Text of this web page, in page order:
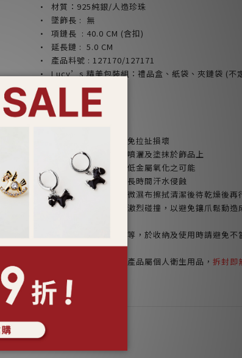
· 材質：925純銀/人造珍珠
· 墜飾長 : 無
· 項鏈長 : 40.0 CM (含扣)
· 延長鏈 : 5.0 CM
· 產品料號 : 127170/127171
· Lucy’s 精美包裝組：禮品盒、紙袋、夾鏈袋 (不
裝設計)
*請勿配戴飾品入睡，避免拉扯損壞
*請勿將香水或化學物品噴灑及塗抹於飾品上
*請乾燥密封收納，以減低金屬氧化之可能
*合金材質請避免肥皂或長時間汗水侵蝕
*飾品遭遇汗水時，請以微濕布擦拭清潔後待乾燥後再
*鑲工寶石類產品請避免激烈碰撞，以避免鑲爪鬆動造
*特殊製程之鍊身如蛇鍊等，於收納及使用時請避免不
無法復原之折損
*依照消保法，針式耳環產品屬個人衛生用品， 拆封即
了解更多